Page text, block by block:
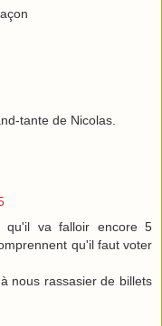
tante de Nicolas.
va falloir encore 5
qu'il faut voter
nous rassasier de billets